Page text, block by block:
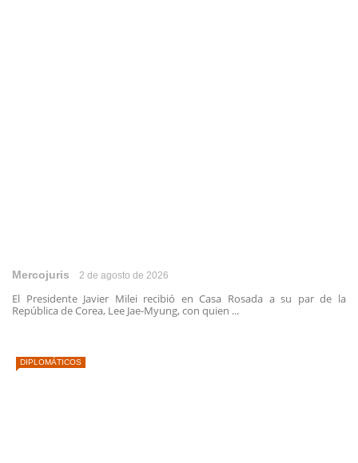
Mercojuris 2 de agosto de 2026
El Presidente Javier Milei recibió en Casa Rosada a su par de la
República de Corea, Lee Jae-Myung, con quien ...
DIPLOMÁTICOS